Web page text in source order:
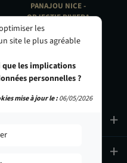
PANAJOU NICE -
OBJECTIF RIVIERA
24 Rue de l'Hôtel des Postes
06000 Nice
les
site le plus agréable
que les implications
personnelles ?
mise à jour le :06/05/2026